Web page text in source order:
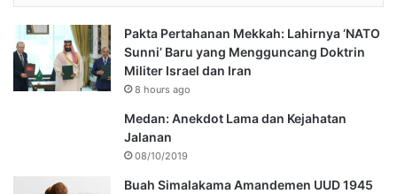
Pakta Pertahanan Mekkah: Lahirnya ‘NATO
Sunni’ Baru yang Mengguncang Doktrin
Militer Israel dan Iran
8 hours ago
Medan: Anekdot Lama dan Kejahatan
Jalanan
08/10/2019
Buah Simalakama Amandemen UUD 1945